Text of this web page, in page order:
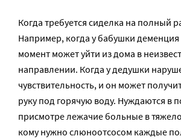
Когда требуется сиделка на полный
Например, когда у бабушки
момент может уйти из дома в
направлении. Когда у дедушки
чувствительность, и он может
руку под горячую воду. Нуждаются в
присмотре лежачие больные в
кому нужно слюноотсосом каждые